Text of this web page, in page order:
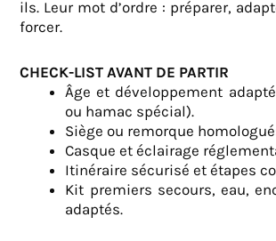
ils. Leur mot d’ordre : préparer,
forcer.
CHECK-LIST AVANT DE PARTIR
Âge et développement
ou hamac spécial).
Siège ou remorque
Casque et éclairage
Itinéraire sécurisé et étapes
Kit premiers secours, eau,
adaptés.